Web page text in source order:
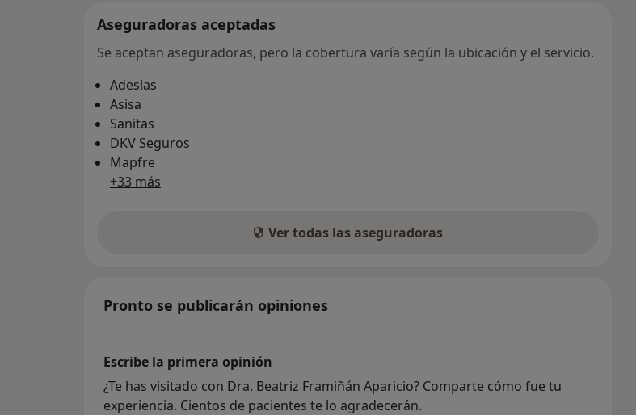
Aseguradoras aceptadas
Se aceptan aseguradoras, pero la cobertura varía según la ubicación y el servicio.
Adeslas
Asisa
Sanitas
DKV Seguros
Mapfre
+33 más
Ver todas las aseguradoras
Pronto se publicarán opiniones
Escribe la primera opinión
¿Te has visitado con Dra. Beatriz Framiñán Aparicio? Comparte cómo fue tu
experiencia. Cientos de pacientes te lo agradecerán.